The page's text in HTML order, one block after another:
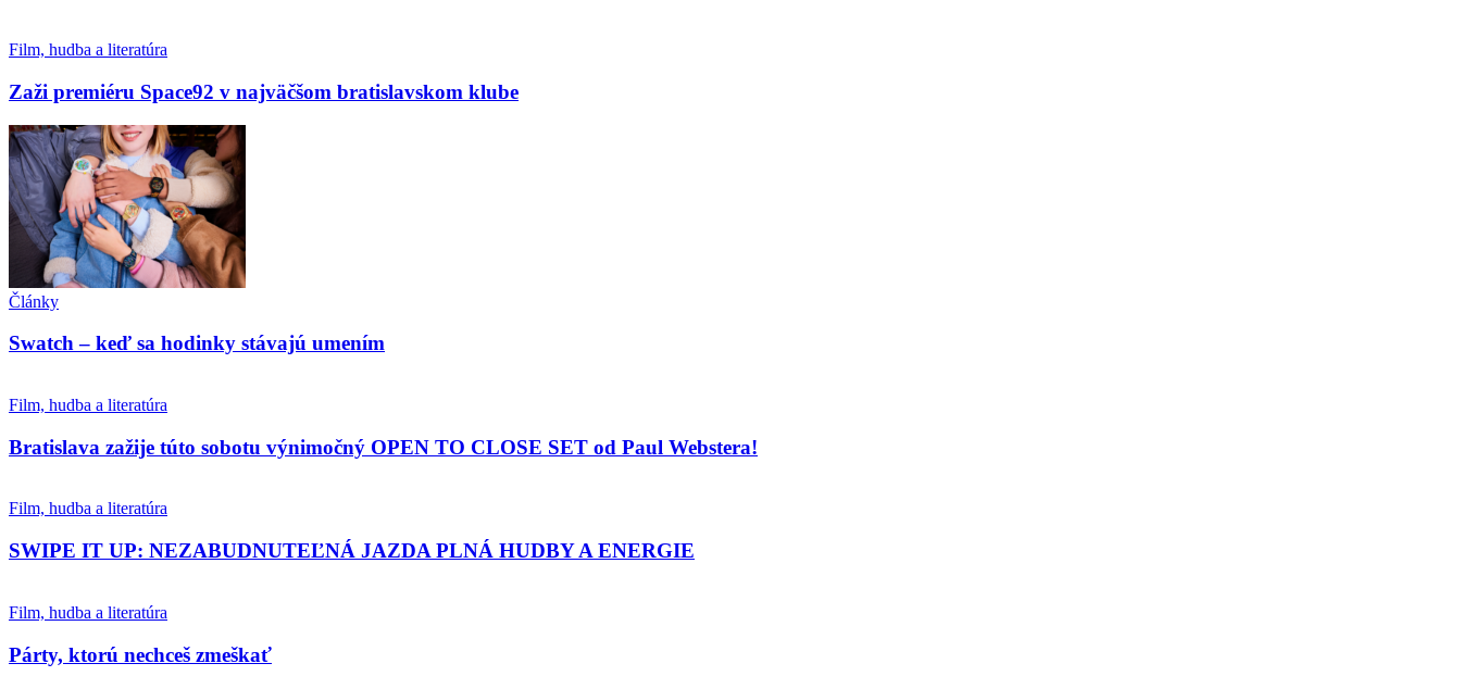
Film, hudba a literatúra
Zaži premiéru Space92 v najväčšom bratislavskom klube
Články
Swatch – keď sa hodinky stávajú umením
Film, hudba a literatúra
Bratislava zažije túto sobotu výnimočný OPEN TO CLOSE SET od Paul Webstera!
Film, hudba a literatúra
SWIPE IT UP: NEZABUDNUTEĽNÁ JAZDA PLNÁ HUDBY A ENERGIE
Film, hudba a literatúra
Párty, ktorú nechceš zmeškať